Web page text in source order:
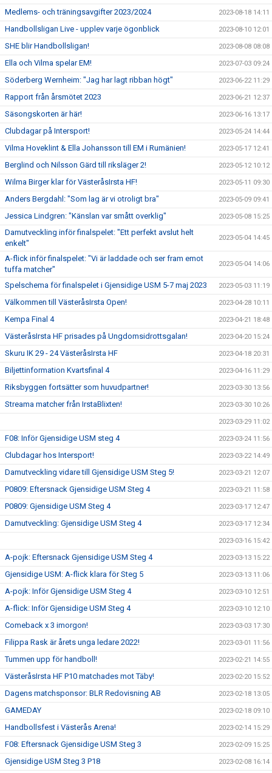
Medlems- och träningsavgifter 2023/2024 2023-08-18 14:11
Handbollsligan Live - upplev varje ögonblick 2023-08-10 12:01
SHE blir Handbollsligan! 2023-08-08 08:08
Ella och Vilma spelar EM! 2023-07-03 09:24
Söderberg Wernheim: "Jag har lagt ribban högt" 2023-06-22 11:29
Rapport från årsmötet 2023 2023-06-21 12:37
Säsongskorten är här! 2023-06-16 13:17
Clubdagar på Intersport! 2023-05-24 14:44
Vilma Hoveklint & Ella Johansson till EM i Rumänien! 2023-05-17 12:41
Berglind och Nilsson Gärd till riksläger 2! 2023-05-12 10:12
Wilma Birger klar för VästeråsIrsta HF! 2023-05-11 09:30
Anders Bergdahl: "Som lag är vi otroligt bra" 2023-05-09 09:41
Jessica Lindgren: "Känslan var smått overklig" 2023-05-08 15:25
Damutveckling inför finalspelet: "Ett perfekt avslut helt
enkelt"
2023-05-04 14:45
A-flick inför finalspelet: "Vi är laddade och ser fram emot
tuffa matcher"
2023-05-04 14:06
Spelschema för finalspelet i Gjensidige USM 5-7 maj 2023 2023-05-03 11:19
Välkommen till VästeråsIrsta Open! 2023-04-28 10:11
Kempa Final 4 2023-04-21 18:48
VästeråsIrsta HF prisades på Ungdomsidrottsgalan! 2023-04-20 15:24
Skuru IK 29 - 24 VästeråsIrsta HF 2023-04-18 20:31
Biljettinformation Kvartsfinal 4 2023-04-16 11:29
Riksbyggen fortsätter som huvudpartner! 2023-03-30 13:56
Streama matcher från IrstaBlixten! 2023-03-30 10:26
2023-03-29 11:02
F08: Inför Gjensidige USM steg 4 2023-03-24 11:56
Clubdagar hos Intersport! 2023-03-22 14:49
Damutveckling vidare till Gjensidige USM Steg 5! 2023-03-21 12:07
P0809: Eftersnack Gjensidige USM Steg 4 2023-03-21 11:58
P0809: Gjensidige USM Steg 4 2023-03-17 12:47
Damutveckling: Gjensidige USM Steg 4 2023-03-17 12:34
2023-03-16 15:42
A-pojk: Eftersnack Gjensidige USM Steg 4 2023-03-13 15:22
Gjensidige USM: A-flick klara för Steg 5 2023-03-13 11:06
A-pojk: Inför Gjensidige USM Steg 4 2023-03-10 12:51
A-flick: Inför Gjensidige USM Steg 4 2023-03-10 12:10
Comeback x 3 imorgon! 2023-03-03 17:30
Filippa Rask är årets unga ledare 2022! 2023-03-01 11:56
Tummen upp för handboll! 2023-02-21 14:55
VästeråsIrsta HF P10 matchades mot Täby! 2023-02-20 15:52
Dagens matchsponsor: BLR Redovisning AB 2023-02-18 13:05
GAMEDAY 2023-02-18 09:10
Handbollsfest i Västerås Arena! 2023-02-14 15:29
F08: Eftersnack Gjensidige USM Steg 3 2023-02-09 15:25
Gjensidige USM Steg 3 P18 2023-02-08 16:14